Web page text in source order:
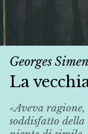
Georges
La
«Aveva
soddisfatto della